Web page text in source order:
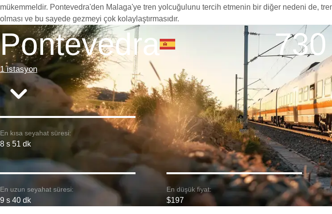
mükemmeldir. Pontevedra'den Malaga'ye tren yolcuğulunu tercih etmenin bir diğer nedeni de,
olması ve bu sayede gezmeyi çok kolaylaştırmasıdır.
Pontevedra
1 istasyon
En kısa seyahat süresi:
8 s 51 dk
En uzun seyahat süresi:
9 s 40 dk
En düşük fiyat:
$197